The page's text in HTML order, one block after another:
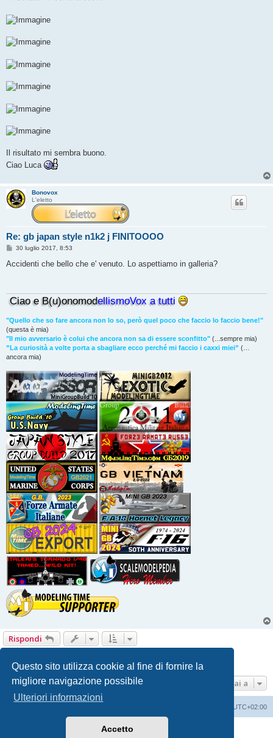
Questo sito utilizza cookie al fine di fornire la
migliore navigazione possibile
Ulteriori informazioni
Accetto
Il risultato mi sembra buono.
Ciao Luca
Bonovox
L'eletto
Re: gb japan style n1k2 j FINITOOOO
M
s
i
o
30 luglio 2017, 8:53
Accidenti che bello che e' venuto. Lo aspettiamo in galleria?
Ciao e B(u)onomodellismoVox a tutti
"Quello che so fare ancora non lo so, però quel poco che faccio lo faccio bene!"
(questa è mia)
"Il mio avversario è colui che ancora non sa di essere sconfitto" (...sempre mia)
”La curiosità a volte porta a sbagliare ecco perché mi faccio i caxxi miei” (…
ancora mia)
Rispondi
Precedente
Vai a
UTC+02:00
phpBB® Forum Software © phpBB Limited